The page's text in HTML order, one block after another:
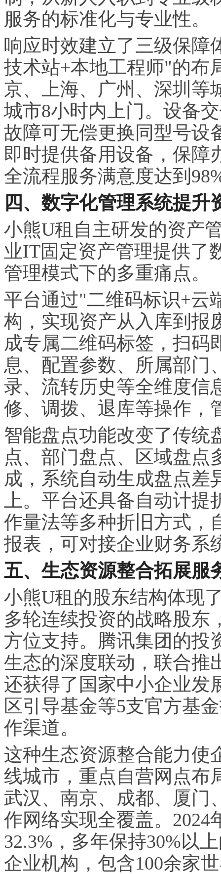
服务的标准化与专业性。
响应时效建立了三级保障
技术站+本地工程师"的布
京、上海、广州、深圳等
城市8小时内上门。设备
故障可无偿更换同型号设
即时提供备用设备，保障
全流程服务满意度达到
四、数字化管理系统提升
小熊U租自主研发的资产
业IT固定资产管理提供了
管理模式下的多重痛点。
平台通过"二维码标识+云
构，实现资产从入库到报
成专属二维码标签，扫码
息、配置参数、所属部门
录、流转历史等全维度信
修、调拨、退库等操作，
智能盘点功能改变了传统
点、部门盘点、区域盘点
成，系统自动生成盘点差
上。平台还具备自动计
作量法等多种折旧方式，
报表，可对接企业财务系
五、生态资源整合拓展服
小熊U租的股东结构体现
多轮连续投资的战略股东
方位支持。腾讯集团的投
生态的深度联动，联合推
还获得了国家中小企业发
区引导基金等5支官方基
作渠道。
这种生态资源整合能力使
线城市，重点自营网点布
武汉、南京、成都、厦门
作网络实现全覆盖。2024
32.3%，多年保持30%以
企业机构，包含100余家